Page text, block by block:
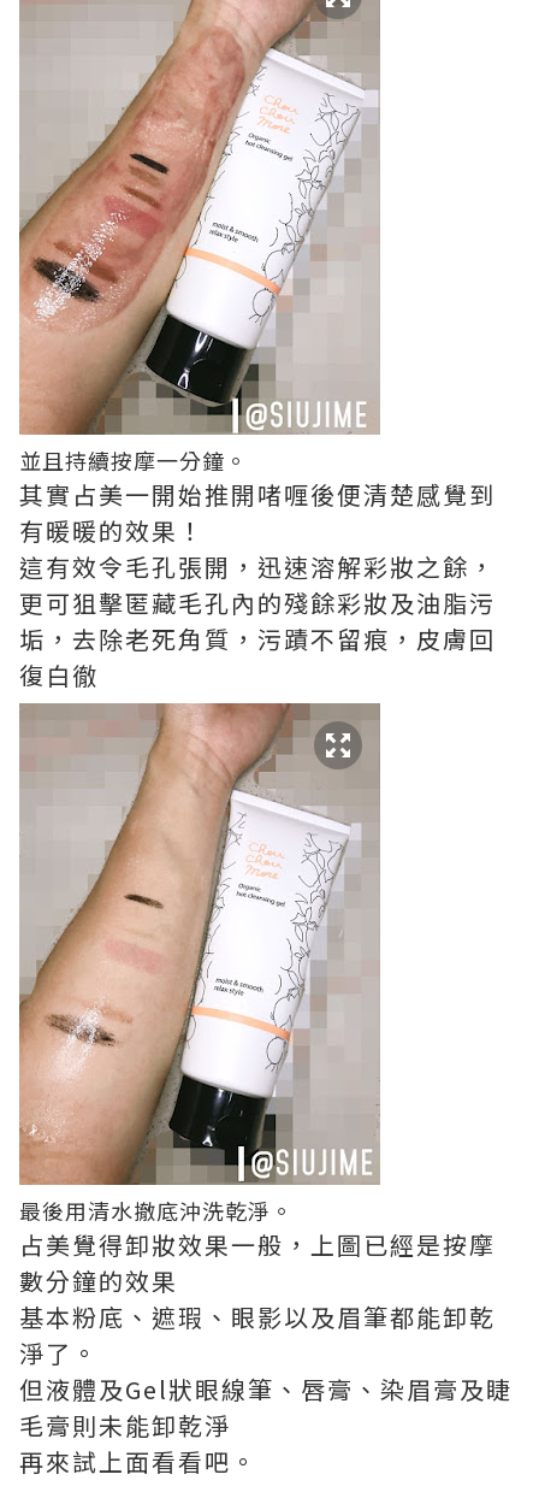
並且持續按摩一分鐘。
其實占美一開始推開啫喱後便清楚感覺到
有暖暖的效果！
這有效令毛孔張開，迅速溶解彩妝之餘，
更可狙擊匿藏毛孔內的殘餘彩妝及油脂污
垢，去除老死角質，污蹟不留痕，皮膚回
復白徹
最後用清水撤底沖洗乾淨。
占美覺得卸妝效果一般，上圖已經是按摩
數分鐘的效果
基本粉底、遮瑕、眼影以及眉筆都能卸乾
淨了。
但液體及Gel狀眼線筆、唇膏、染眉膏及睫
毛膏則未能卸乾淨
再來試上面看看吧。